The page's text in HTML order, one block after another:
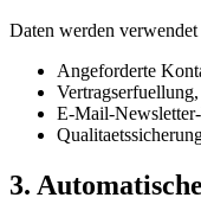
Daten werden verwendet
Angeforderte
E-Mail-
3.